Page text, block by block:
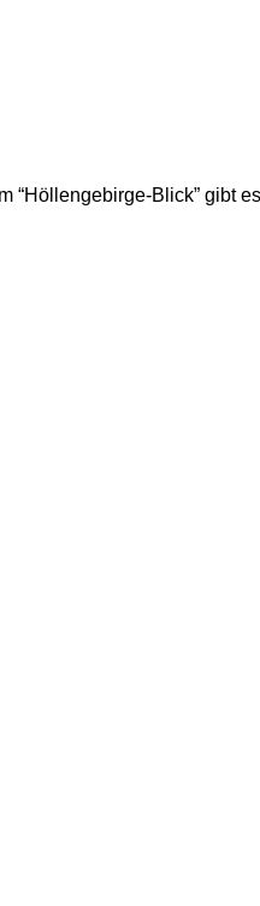
“Höllengebirge-Blick” gibt